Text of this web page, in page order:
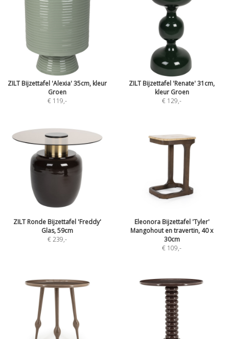
ZILT Bijzettafel 'Alexia' 35cm, kleur
Groen
€ 119,-
ZILT Bijzettafel 'Renate' 31cm,
kleur Groen
€ 129,-
ZILT Ronde Bijzettafel 'Freddy'
Glas, 59cm
€ 239,-
Eleonora Bijzettafel 'Tyler'
Mangohout en travertin, 40 x
30cm
€ 109,-